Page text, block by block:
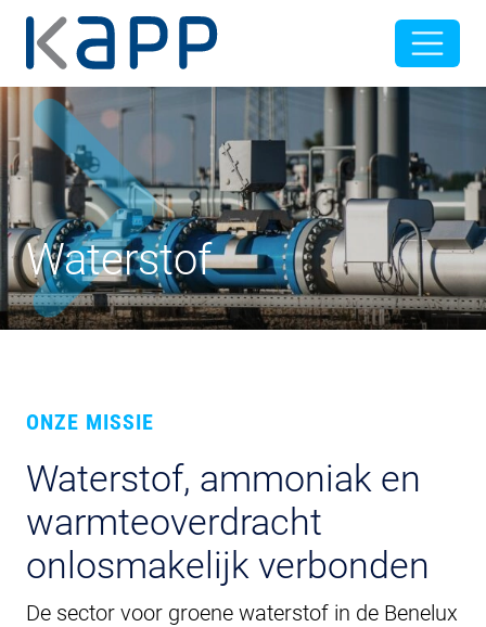
Waterstof
ONZE MISSIE
Waterstof, ammoniak en
warmteoverdracht
onlosmakelijk verbonden
De sector voor groene waterstof in de Benelux